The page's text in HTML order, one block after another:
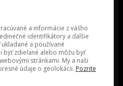
poznáš niekoho, o kom by sme
mali určite napísať?
POŠLI NÁM TIP NA ČLÁNOK
a informácie z vášho
identifikátory a ďalšie
a používané
byť zdieľané alebo môžu byť
stránkami. My a naši
údaje o geolokácii. Pozrite